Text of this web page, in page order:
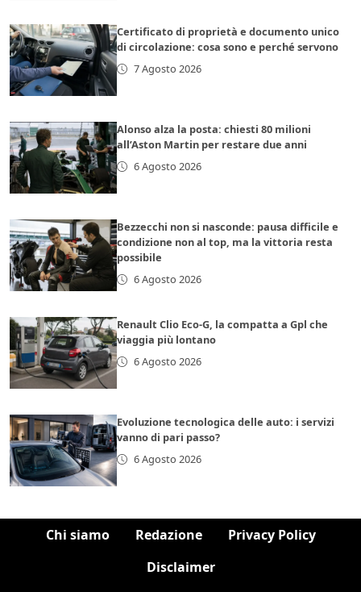
Certificato di proprietà e documento unico
di circolazione: cosa sono e perché servono
7 Agosto 2026
Alonso alza la posta: chiesti 80 milioni
all’Aston Martin per restare due anni
6 Agosto 2026
Bezzecchi non si nasconde: pausa difficile e
condizione non al top, ma la vittoria resta
possibile
6 Agosto 2026
Renault Clio Eco-G, la compatta a Gpl che
viaggia più lontano
6 Agosto 2026
Evoluzione tecnologica delle auto: i servizi
vanno di pari passo?
6 Agosto 2026
Chi siamo Redazione
Privacy Policy
Disclaimer